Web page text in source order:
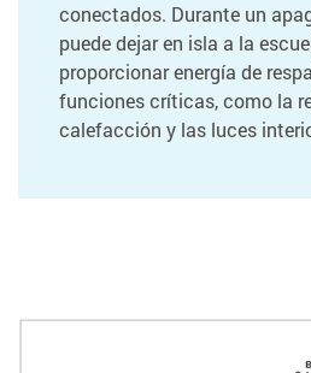
conectados. Durante un
puede dejar en isla a la
proporcionar energía de
funciones críticas, como la
calefacción y las luces